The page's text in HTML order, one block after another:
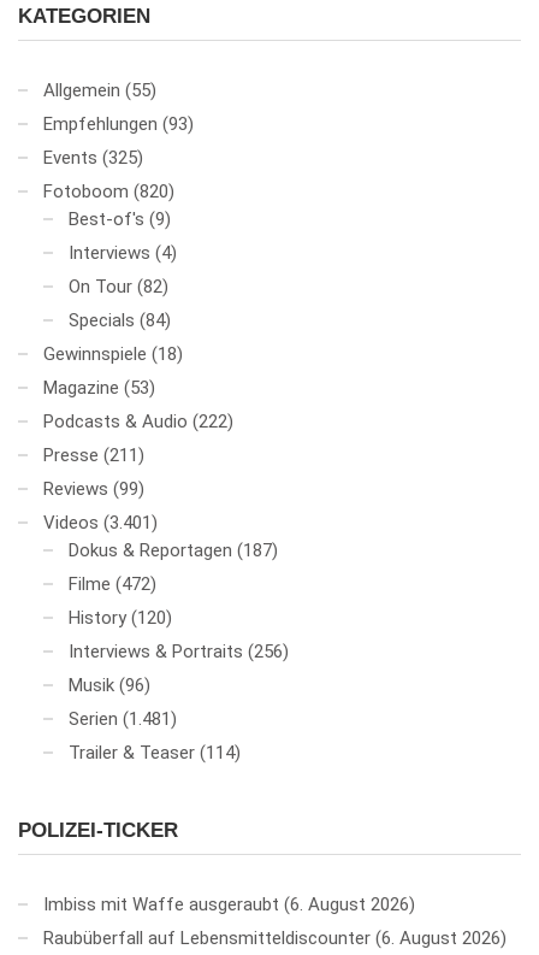
KATEGORIEN
Allgemein (55)
Empfehlungen (93)
Events (325)
Fotoboom (820)
Best-of's (9)
Interviews (4)
On Tour (82)
Specials (84)
Gewinnspiele (18)
Magazine (53)
Podcasts & Audio (222)
Presse (211)
Reviews (99)
Videos (3.401)
Dokus & Reportagen (187)
Filme (472)
History (120)
Interviews & Portraits (256)
Musik (96)
Serien (1.481)
Trailer & Teaser (114)
POLIZEI-TICKER
Imbiss mit Waffe ausgeraubt 6. August 2026
Raubüberfall auf Lebensmitteldiscounter 6. August 2026